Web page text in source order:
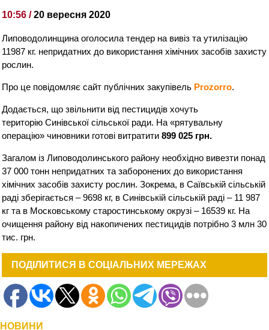
10:56 /20 вересня 2020
Липоводолинщина оголосила тендер на вивіз та утилізацію
11987 кг. непридатних до використання хімічних засобів захисту
рослин.
Про це повідомляє сайт публічних закупівель Prozorro.
Додається, що звільнити від пестицидів хочуть
територію Синівської сільської ради. На «рятувальну
операцію» чиновники готові витратити899 025 грн.
Загалом із Липоводолинського району необхідно вивезти понад
37 000 тонн непридатних та заборонених до використання
хімічних засобів захисту рослин. Зокрема, в Саївській сільській
раді зберігається – 9698 кг, в Синівській сільській раді – 11 987
кг та в Московському старостинському окрузі – 16539 кг. На
очищення району від накопичених пестицидів потрібно 3 млн 30
тис. грн.
ПОДІЛИТИСЯ В СОЦІАЛЬНИХ МЕРЕЖАХ
НОВИНИ